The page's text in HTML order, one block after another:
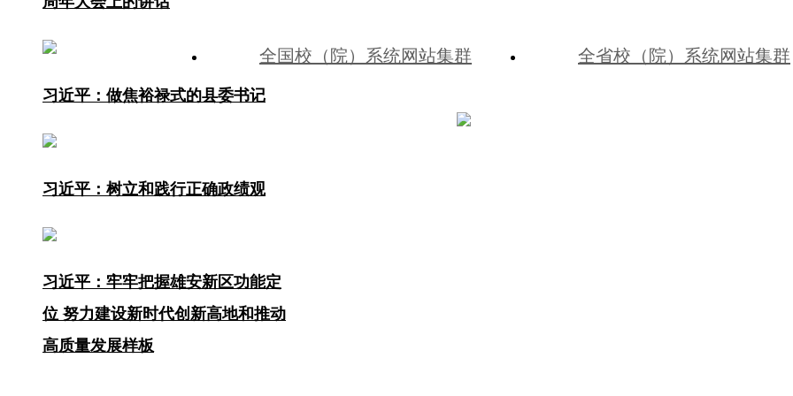
习近平：做焦裕禄式的县委书记
习近平：树立和践行正确政绩观
习近平：牢牢把握雄安新区功能定
位 努力建设新时代创新高地和推动
高质量发展样板
全国校（院）系统网站集群 全省校（院）系统网站集群